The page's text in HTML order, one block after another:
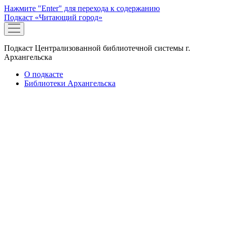
Нажмите "Enter" для перехода к содержанию
Подкаст «Читающий город»
открыть
меню
Подкаст Централизованной библиотечной системы г.
Архангельска
О подкасте
Библиотеки Архангельска